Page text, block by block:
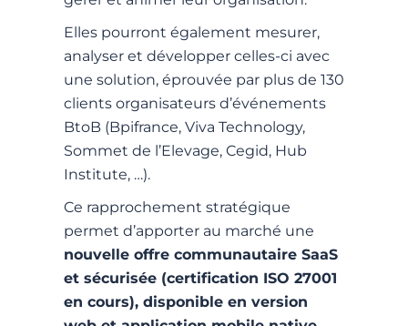
Elles pourront également mesurer,
analyser et développer celles-ci avec
une solution, éprouvée par plus de 130
clients organisateurs d’événements
BtoB (Bpifrance, Viva Technology,
Sommet de l’Elevage, Cegid, Hub
Institute, …).
Ce rapprochement stratégique
permet d’apporter au marché une
nouvelle offre communautaire SaaS
et sécurisée (certification ISO 27001
en cours), disponible en version